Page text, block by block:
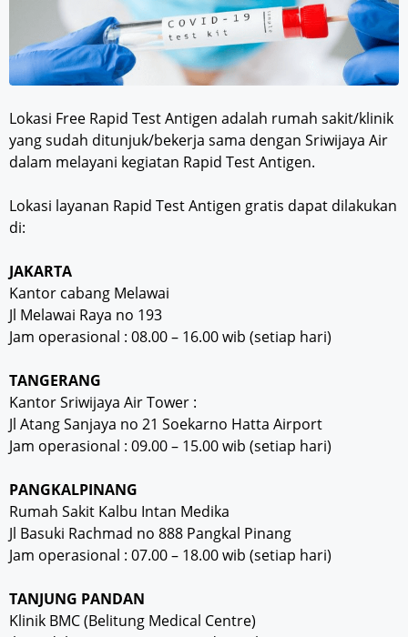
Lokasi Free Rapid Test Antigen adalah rumah sakit/klinik
yang sudah ditunjuk/bekerja sama dengan Sriwijaya Air
dalam melayani kegiatan Rapid Test Antigen.
Lokasi layanan Rapid Test Antigen gratis dapat dilakukan
di:
JAKARTA
Kantor cabang Melawai
Jl Melawai Raya no 193
Jam operasional : 08.00 – 16.00 wib (setiap hari)
TANGERANG
Kantor Sriwijaya Air Tower :
Jl Atang Sanjaya no 21 Soekarno Hatta Airport
Jam operasional : 09.00 – 15.00 wib (setiap hari)
PANGKALPINANG
Rumah Sakit Kalbu Intan Medika
Jl Basuki Rachmad no 888 Pangkal Pinang
Jam operasional : 07.00 – 18.00 wib (setiap hari)
TANJUNG PANDAN
Klinik BMC (Belitung Medical Centre)